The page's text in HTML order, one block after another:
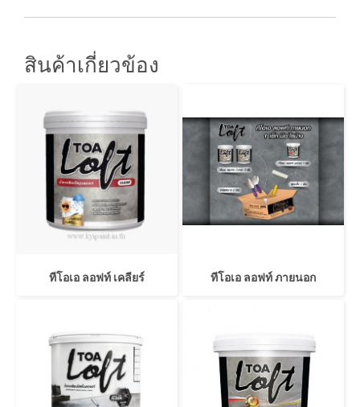
สินค้าเกี่ยวข้อง
ทีโอเอ ลอฟท์ เคลียร์ ทีโอเอ ลอฟท์ ภายนอก